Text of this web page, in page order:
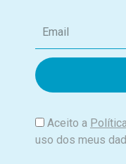
m
i
Aceito a
uso dos meus